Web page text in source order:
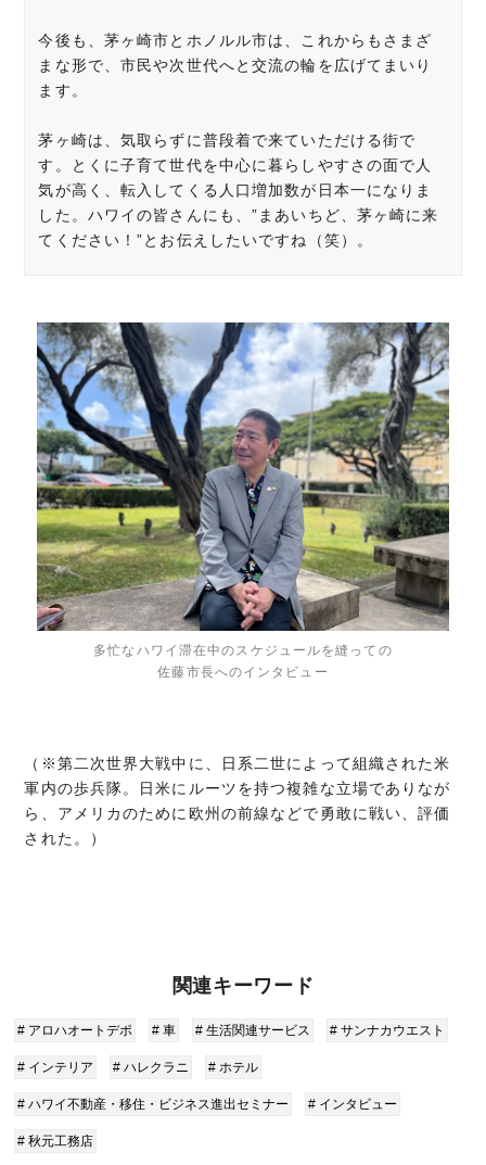
今後も、茅ヶ崎市とホノルル市は、これからもさまざ
まな形で、市民や次世代へと交流の輪を広げてまいり
ます。
茅ヶ崎は、気取らずに普段着で来ていただける街で
す。とくに子育て世代を中心に暮らしやすさの面で人
気が高く、転入してくる人口増加数が日本一になりま
した。ハワイの皆さんにも、”まあいちど、茅ヶ崎に来
てください！”とお伝えしたいですね（笑）。
多忙なハワイ滞在中のスケジュールを縫っての
佐藤市長へのインタビュー
（※第二次世界大戦中に、日系二世によって組織された米
軍内の歩兵隊。日米にルーツを持つ複雑な立場でありなが
ら、アメリカのために欧州の前線などで勇敢に戦い、評価
された。）
関連キーワード
# アロハオートデポ # 車 # 生活関連サービス # サンナカウエスト
# インテリア # ハレクラニ # ホテル
# ハワイ不動産・移住・ビジネス進出セミナー # インタビュー
# 秋元工務店